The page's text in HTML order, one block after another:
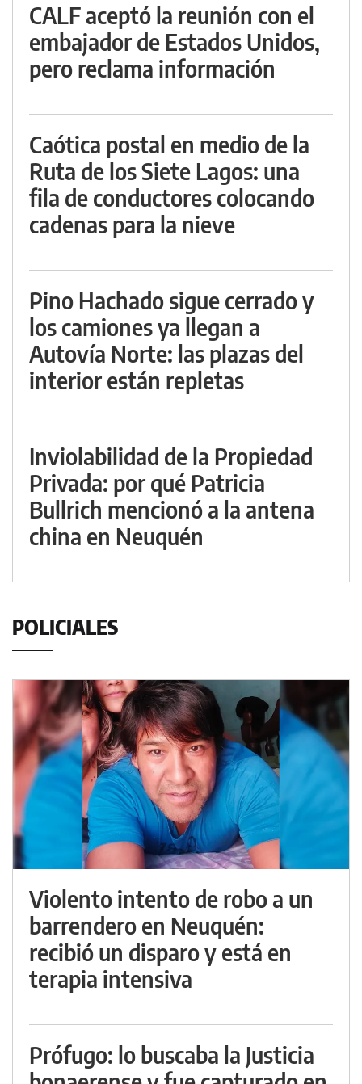
CALF aceptó la reunión con el
embajador de Estados Unidos,
pero reclama información
Caótica postal en medio de la
Ruta de los Siete Lagos: una
fila de conductores colocando
cadenas para la nieve
Pino Hachado sigue cerrado y
los camiones ya llegan a
Autovía Norte: las plazas del
interior están repletas
Inviolabilidad de la Propiedad
Privada: por qué Patricia
Bullrich mencionó a la antena
china en Neuquén
POLICIALES
Violento intento de robo a un
barrendero en Neuquén:
recibió un disparo y está en
terapia intensiva
Prófugo: lo buscaba la Justicia